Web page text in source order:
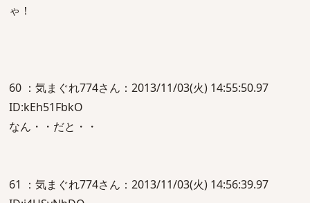
ゃ！
60 ：気まぐれ774さん：2013/11/03(火) 14:55:50.97
ID:kEh51FbkO
なん・・だと・・
61 ：気まぐれ774さん：2013/11/03(火) 14:56:39.97